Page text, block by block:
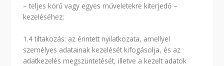
– teljes körű vagy egyes műveletekre kiterjedő –
kezeléséhez;
1.4 tiltakozás: az érintett nyilatkozata, amellyel
személyes adatainak kezelését kifogásolja, és az
adatkezelés megszüntetését, illetve a kezelt adatok